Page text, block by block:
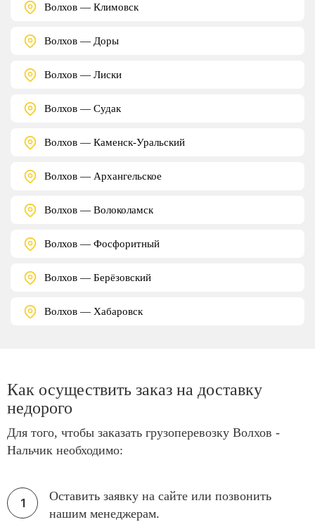
Волхов — Климовск
Волхов — Доры
Волхов — Лиски
Волхов — Судак
Волхов — Каменск-Уральский
Волхов — Архангельское
Волхов — Волоколамск
Волхов — Фосфоритный
Волхов — Берёзовский
Волхов — Хабаровск
Как осуществить заказ на доставку
недорого
Для того, чтобы заказать грузоперевозку Волхов -
Нальчик необходимо:
Оставить заявку на сайте или позвонить
нашим менеджерам.